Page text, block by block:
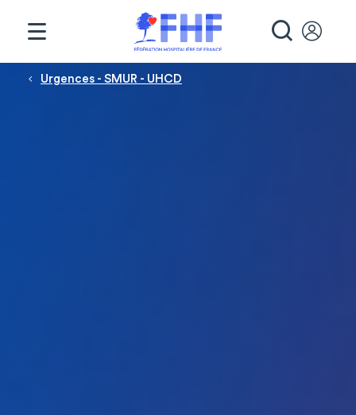
Fil d'Ariane
Urgences - SMUR - UHCD
Panneau de gestion des cookies